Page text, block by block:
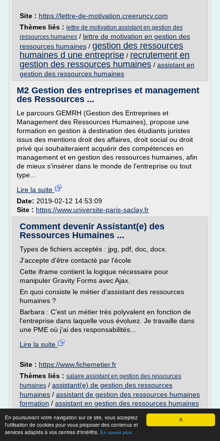
X
En poursuivant votre navigation sur ce site, vous acceptez
l'utilisation de cookies pour vous proposer des contenus et
services adaptés à vos centres d'intérêts. En savoir plus
Site : https://lettre-de-motivation.creeruncv.com
Thèmes liés : lettre de motivation assistant en gestion des
ressources humaines / lettre de motivation en gestion des
ressources humaines / gestion des ressources
humaines d une entreprise / recrutement en
gestion des ressources humaines / assistant en
gestion des ressources humaines
M2 Gestion des entreprises et management
des Ressources ...
Le parcours GEMRH (Gestion des Entreprises et
Management des Ressources Humaines), propose une
formation en gestion à destination des étudiants juristes
issus des mentions droit des affaires, droit social ou droit
privé qui souhaiteraient acquérir des compétences en
management et en gestion des ressources humaines, afin
de mieux s'insérer dans le monde de l'entreprise ou tout
type...
Lire la suite
Date: 2019-02-12 14:53:09
Site : https://www.universite-paris-saclay.fr
Comment devenir Assistant(e) des
Ressources Humaines ...
Types de fichiers acceptés : jpg, pdf, doc, docx.
J'accepte d'être contacté par l'école
Cette iframe contient la logique nécessaire pour
manipuler Gravity Forms avec Ajax.
En quoi consiste le métier d'assistant des ressources
humaines ?
Barbara : C'est un métier très polyvalent en fonction de
l'entreprise dans laquelle vous évoluez. Je travaille dans
une PME où j'ai des responsabilités...
Lire la suite
Site : https://www.fichemetier.fr
Thèmes liés : salaire assistant en gestion des ressources
humaines / assistant(e) de gestion des ressources
humaines / assistant de gestion des ressources humaines
formation / assistant en gestion des ressources humaines
gestion des ressources humaines d une
entreprise
Sujets et corrigés de RH et Communication